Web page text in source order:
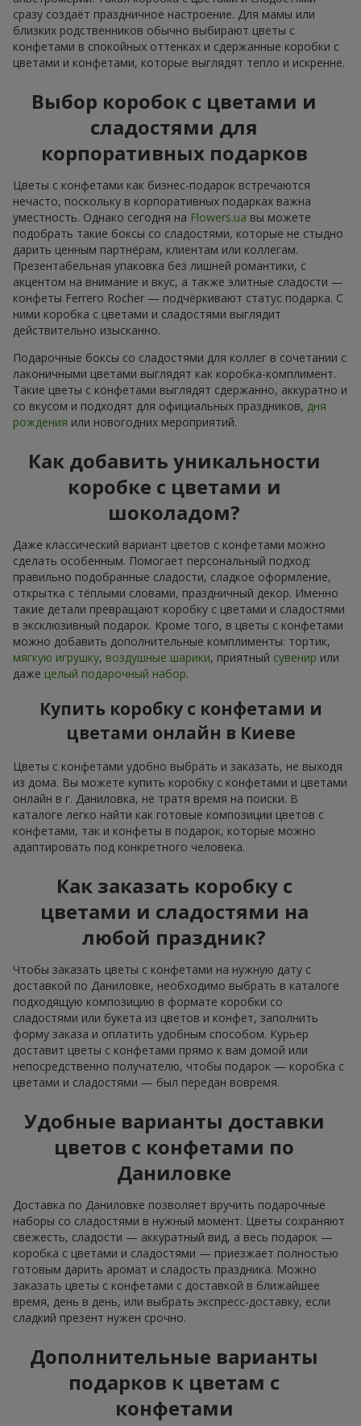
сразу создаёт праздничное настроение. Для мамы или
близких родственников обычно выбирают цветы с
конфетами в спокойных оттенках и сдержанные коробки с
цветами и конфетами, которые выглядят тепло и искренне.
Выбор коробок с цветами и
сладостями для
корпоративных подарков
Цветы с конфетами как бизнес-подарок встречаются
нечасто, поскольку в корпоративных подарках важна
уместность. Однако сегодня на Flowers.ua вы можете
подобрать такие боксы со сладостями, которые не стыдно
дарить ценным партнёрам, клиентам или коллегам.
Презентабельная упаковка без лишней романтики, с
акцентом на внимание и вкус, а также элитные сладости —
конфеты Ferrero Rocher — подчёркивают статус подарка. С
ними коробка с цветами и сладостями выглядит
действительно изысканно.
Подарочные боксы со сладостями для коллег в сочетании с
лаконичными цветами выглядят как коробка-комплимент.
Такие цветы с конфетами выглядят сдержанно, аккуратно и
со вкусом и подходят для официальных праздников, дня
рождения или новогодних мероприятий.
Как добавить уникальности
коробке с цветами и
шоколадом?
Даже классический вариант цветов с конфетами можно
сделать особенным. Помогает персональный подход:
правильно подобранные сладости, сладкое оформление,
открытка с тёплыми словами, праздничный декор. Именно
такие детали превращают коробку с цветами и сладостями
в эксклюзивный подарок. Кроме того, в цветы с конфетами
можно добавить дополнительные комплименты: тортик,
мягкую игрушку, воздушные шарики, приятный сувенир или
даже целый подарочный набор.
Купить коробку с конфетами и
цветами онлайн в Киеве
Цветы с конфетами удобно выбрать и заказать, не выходя
из дома. Вы можете купить коробку с конфетами и цветами
онлайн в г. Даниловка, не тратя время на поиски. В
каталоге легко найти как готовые композиции цветов с
конфетами, так и конфеты в подарок, которые можно
адаптировать под конкретного человека.
Как заказать коробку с
цветами и сладостями на
любой праздник?
Чтобы заказать цветы с конфетами на нужную дату с
доставкой по Даниловке, необходимо выбрать в каталоге
подходящую композицию в формате коробки со
сладостями или букета из цветов и конфет, заполнить
форму заказа и оплатить удобным способом. Курьер
доставит цветы с конфетами прямо к вам домой или
непосредственно получателю, чтобы подарок — коробка с
цветами и сладостями — был передан вовремя.
Удобные варианты доставки
цветов с конфетами по
Даниловке
Доставка по Даниловке позволяет вручить подарочные
наборы со сладостями в нужный момент. Цветы сохраняют
свежесть, сладости — аккуратный вид, а весь подарок —
коробка с цветами и сладостями — приезжает полностью
готовым дарить аромат и сладость праздника. Можно
заказать цветы с конфетами с доставкой в ближайшее
время, день в день, или выбрать экспресс-доставку, если
сладкий презент нужен срочно.
Дополнительные варианты
подарков к цветам с
конфетами